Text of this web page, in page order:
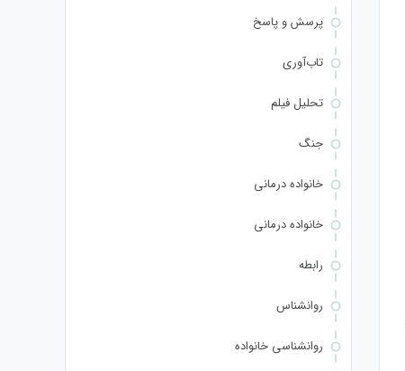
پرسش و پاسخ
تاب‌آوری
تحلیل فیلم
جنگ
خانواده درمانی
خانواده درمانی
رابطه
روانشناس
روانشناسی خانواده